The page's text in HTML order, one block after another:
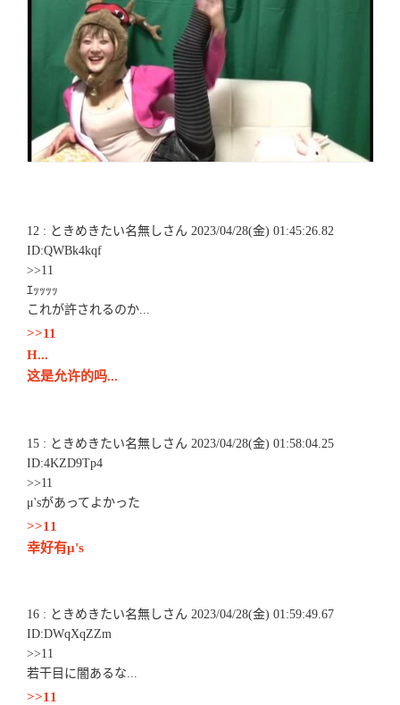
12 : ときめきたい名無しさん 2023/04/28(金) 01:45:26.82
ID:QWBk4kqf
>>11
ｴｯｯｯｯ
これが許されるのか...
>>11
H...
这是允许的吗...
15 : ときめきたい名無しさん 2023/04/28(金) 01:58:04.25
ID:4KZD9Tp4
>>11
μ'sがあってよかった
>>11
幸好有μ's
16 : ときめきたい名無しさん 2023/04/28(金) 01:59:49.67
ID:DWqXqZZm
>>11
若干目に闇あるな...
>>11